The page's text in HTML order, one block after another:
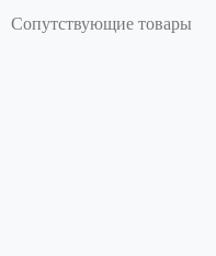
Сопутствующие товары